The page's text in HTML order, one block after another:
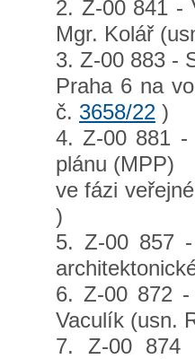
2. Z-00 841 -
Mgr. Kolář
3. Z-00 883 -
Praha 6 na
č. 3658/22 )
4. Z-00 881 -
plánu (MPP)
ve fázi
)
5. Z-00 857
6. Z-00 872
Vaculík (usn.
7. Z-00 874